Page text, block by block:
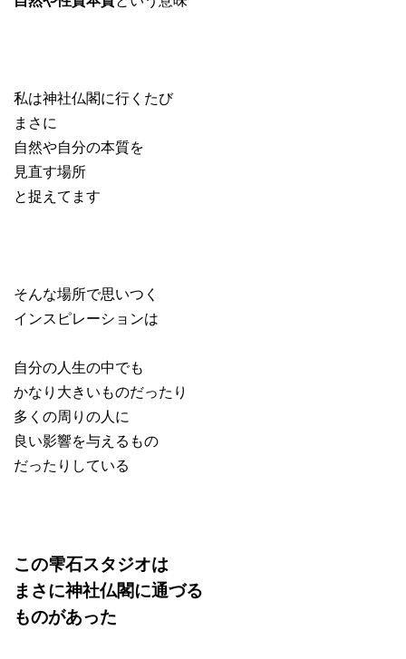
私は神社仏閣に行くたび
まさに
自然や自分の本質を
見直す場所
と捉えてます
そんな場所で思いつく
インスピレーションは
自分の人生の中でも
かなり大きいものだったり
多くの周りの人に
良い影響を与えるもの
だったりしている
この雫石スタジオは
まさに神社仏閣に通づる
ものがあった